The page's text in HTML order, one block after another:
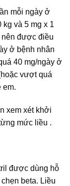
mỗi ngày ở
kg và 5 mg x 1
nên được điều
ở bệnh nhân
40 mg/ngày ở
vượt quá
em.
xem xét khởi
mức liều .
được dùng hỗ
beta. Liều